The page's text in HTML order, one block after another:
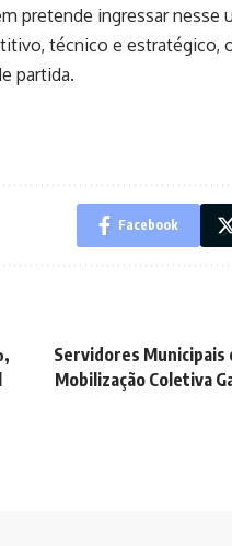
pretende ingressar nesse
técnico e estratégico,
partida.
Facebook
Servidores Municipais
Mobilização Coletiva